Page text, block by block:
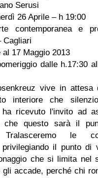
Serusi
26 Aprile – h 19:00
contemporanea e
Cagliari
al 17 Maggio 2013
dalle h.17:30
vive in attesa
interiore che
ha ricevuto l'invito ad
questo sarà il
Tralasceremo le
privilegiando il punto di
che si limita nel
accade, perché chi